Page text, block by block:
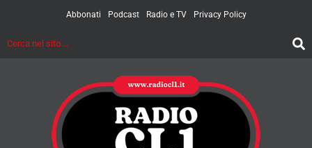
Abbonati Podcast Radio e TV Privacy Policy